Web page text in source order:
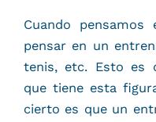
Cuando
pensar en un
tenis, etc. Esto es
que tiene esta
cierto es que un